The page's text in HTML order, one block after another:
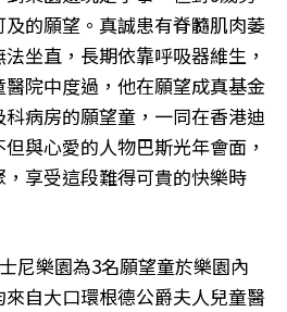
的願望。真誠患有脊髓肌肉萎
坐直，長期依靠呼吸器維生，
院中度過，他在願望成真基金
病房的願望童，一同在香港迪
與心愛的人物巴斯光年會面，
享受這段難得可貴的快樂時
尼樂園為3名願望童於樂園內
自大口環根德公爵夫人兒童醫